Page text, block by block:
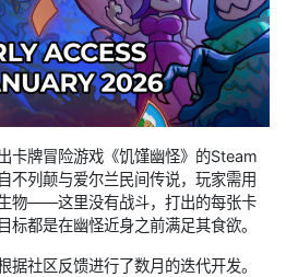
卡牌冒险游戏《饥馑幽怪》的Steam
不列颠与爱尔兰民间传说，玩家需用
物——这里没有战斗，打出的每张卡
标都是在幽怪近身之前满足其食欲。
据社区反馈进行了数月的迭代开发。